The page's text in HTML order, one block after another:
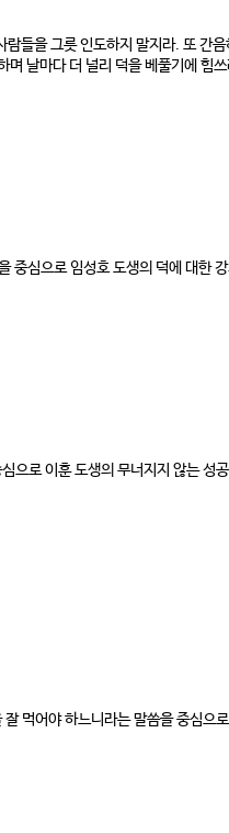
들을 그릇 인도하지 말지라. 또 간
날마다 더 널리 덕을 베풀기에 힘
중심으로 임성호 도생의 덕에 대한
으로 이훈 도생의 무너지지 않는 성
먹어야 하느니라는 말씀을 중심으